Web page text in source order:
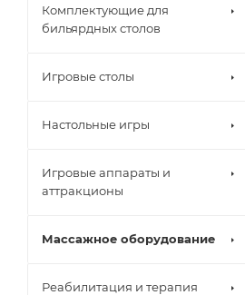
Комплектующие для
бильярдных столов
Игровые столы
Настольные игры
Игровые аппараты и
аттракционы
Массажное оборудование
Реабилитация и терапия